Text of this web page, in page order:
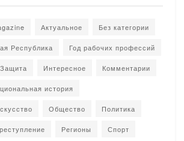
Актуальное Без категории
Республика Год рабочих профессий
Защита Интересное Комментарии
история
Общество Политика
Регионы Спорт